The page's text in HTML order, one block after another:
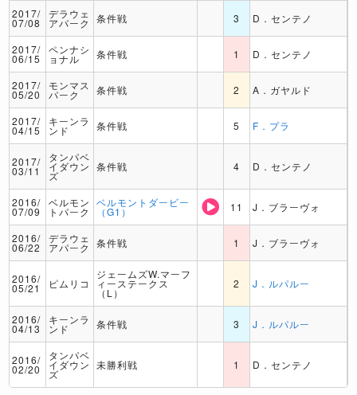
2017/
07/08
デラウェ
アパーク 条件戦 3 D．センテノ
2017/
06/15
ペンナシ
ョナル 条件戦 1 D．センテノ
2017/
05/20
モンマス
パーク 条件戦 2 A．ガヤルド
2017/
04/15
キーンラ
ンド 条件戦 5 F．プラ
2017/
03/11
タンパベ
イダウン
ズ
条件戦 4 D．センテノ
2016/
07/09
ベルモン
トパーク
ベルモントダービー
（G1） 11 J．ブラーヴォ
2016/
06/22
デラウェ
アパーク 条件戦 1 J．ブラーヴォ
2016/
05/21 ピムリコ
ジェームズW.マーフ
ィーステークス
（L）
2 J．ルパルー
2016/
04/13
キーンラ
ンド 条件戦 3 J．ルパルー
2016/
02/20
タンパベ
イダウン
ズ
未勝利戦 1 D．センテノ